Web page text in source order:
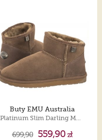
Buty EMU Australia
Platinum Slim Darling Mushroom WP11875
699,90 559,90zł